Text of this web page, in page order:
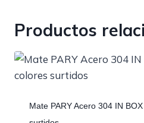
Productos
Mate PARY Acero 304 IN